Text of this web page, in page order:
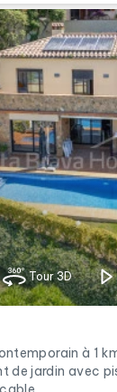
Tour 3D
à 1
de jardin avec